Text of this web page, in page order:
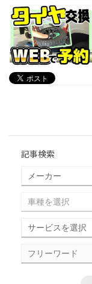
記事検索